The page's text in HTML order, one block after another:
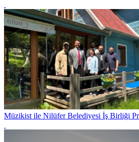
Müzikist ile Nilüfer Belediyesi İş Birliği